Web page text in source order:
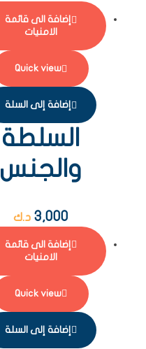
إضافة الى قائمة
الامنيات
Quick view
إضافة إلى السلة
السلطة
والجنس
3,000 د.ك
إضافة الى قائمة
الامنيات
Quick view
إضافة إلى السلة